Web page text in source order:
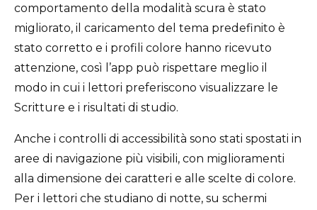
comportamento della modalità scura è stato
migliorato, il caricamento del tema predefinito è
stato corretto e i profili colore hanno ricevuto
attenzione, così l’app può rispettare meglio il
modo in cui i lettori preferiscono visualizzare le
Scritture e i risultati di studio.
Anche i controlli di accessibilità sono stati spostati in
aree di navigazione più visibili, con miglioramenti
alla dimensione dei caratteri e alle scelte di colore.
Per i lettori che studiano di notte, su schermi